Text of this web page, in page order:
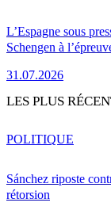
L’Espagne sous
Schengen à
31.07.2026
LES PLUS
Sánchez riposte
rétorsion
POLITIQUE